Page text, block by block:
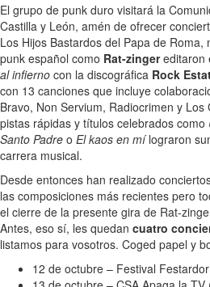
El grupo de punk duro visitará la
Castilla y León, amén de ofrecer
Los Hijos Bastardos del Papa de Roma,
punk español como Rat-zingereditaron
al infierno con la discográfica Rock
con 13 canciones que incluye
Bravo, Non Servium, Radiocrimen y
pistas rápidas y títulos celebrados como
Santo Padre o El kaos en mílograron
carrera musical.
Desde entonces han realizado
las composiciones más recientes pero
el cierre de la presente gira de Rat-
Antes, eso sí, les quedan cuatro
listamos para vosotros. Coged papel y
12 de octubre – Festival